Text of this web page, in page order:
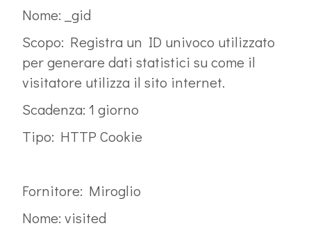
Nome: _gid
Scopo: Registra un ID univoco utilizzato
per generare dati statistici su come il
visitatore utilizza il sito internet.
Scadenza: 1 giorno
Tipo: HTTP Cookie
Fornitore: Miroglio
Nome: visited